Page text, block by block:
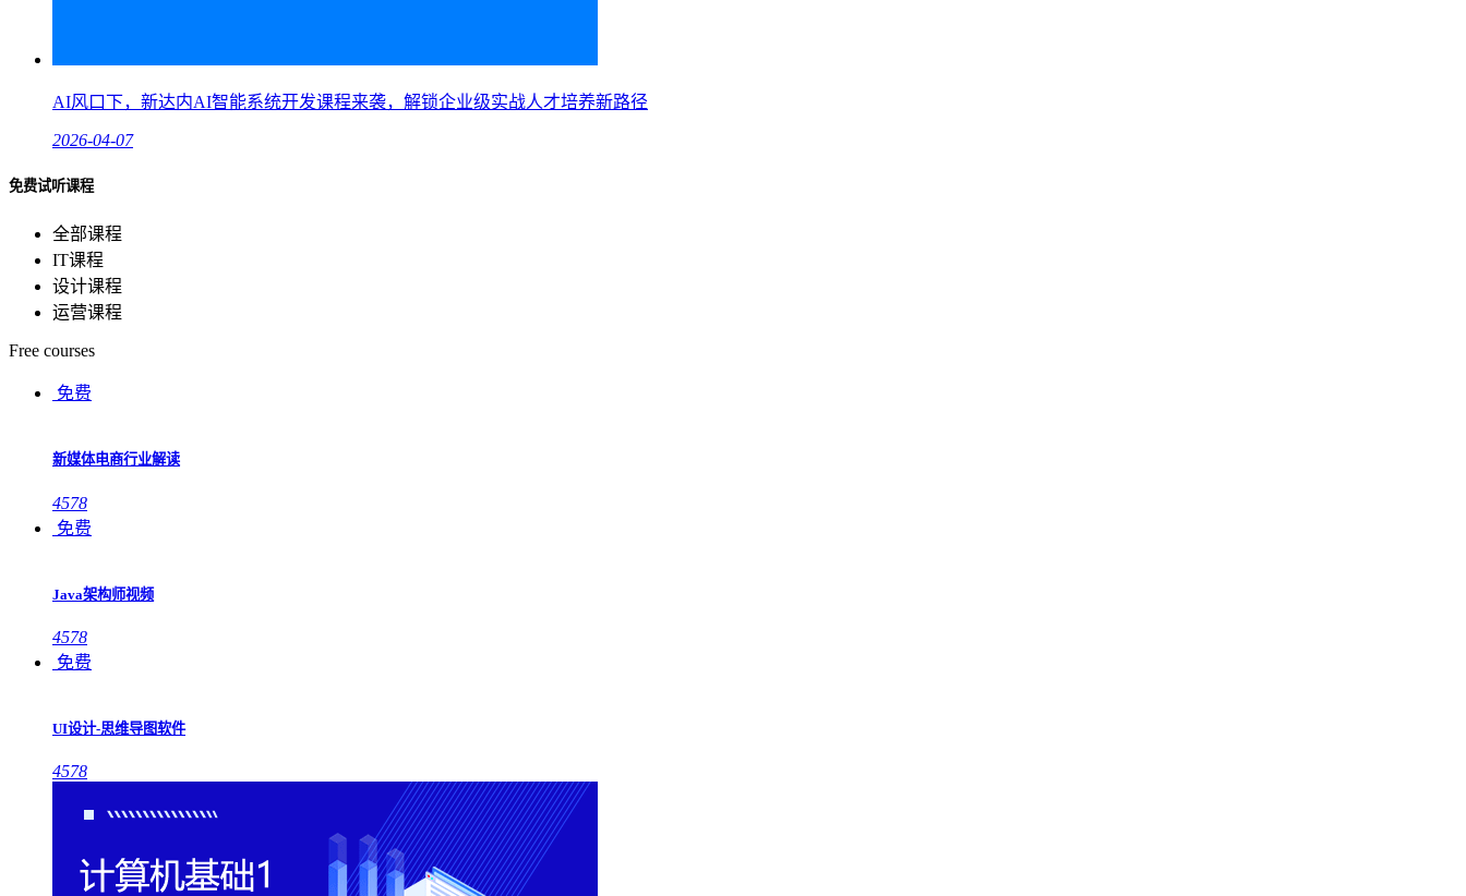
AI风口下，新达内AI智能系统开发课程来袭，解锁企业级实战人才培养新路径
2026-04-07
免费试听课程
全部课程
IT课程
设计课程
运营课程
Free courses
免费
新媒体电商行业解读
4578
免费
Java架构师视频
4578
免费
UI设计-思维导图软件
4578